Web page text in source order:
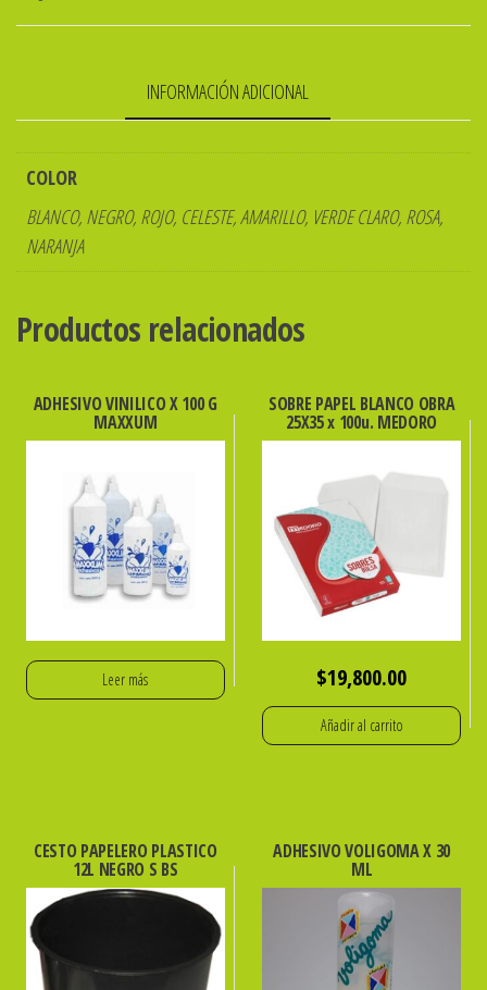
x
INFORMACIÓN ADICIONAL
COLOR
BLANCO, NEGRO, ROJO, CELESTE, AMARILLO, VERDE CLARO, ROSA,
NARANJA
Productos relacionados
ADHESIVO VINILICO X 100 G
MAXXUM
Leer más
SOBRE PAPEL BLANCO OBRA
25X35 x 100u. MEDORO
$19,800.00
Añadir al carrito
CESTO PAPELERO PLASTICO
12L NEGRO S BS
ADHESIVO VOLIGOMA X 30
ML